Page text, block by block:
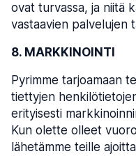
ovat turvassa, ja niitä
vastaavien palvelujen
8. MARKKINOINTI
Pyrimme tarjoamaan
tiettyjen
erityisesti
Kun olette olleet
lähetämme teille